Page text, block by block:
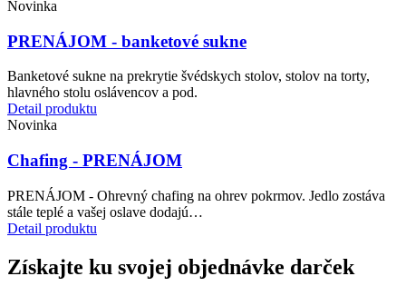
Novinka
PRENÁJOM - banketové sukne
Banketové sukne na prekrytie švédskych stolov, stolov na torty,
hlavného stolu oslávencov a pod.
Detail produktu
Novinka
Chafing - PRENÁJOM
PRENÁJOM - Ohrevný chafing na ohrev pokrmov. Jedlo zostáva
stále teplé a vašej oslave dodajú…
Detail produktu
Získajte ku svojej objednávke darček